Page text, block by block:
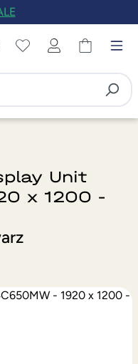
Unit
x 1200 -